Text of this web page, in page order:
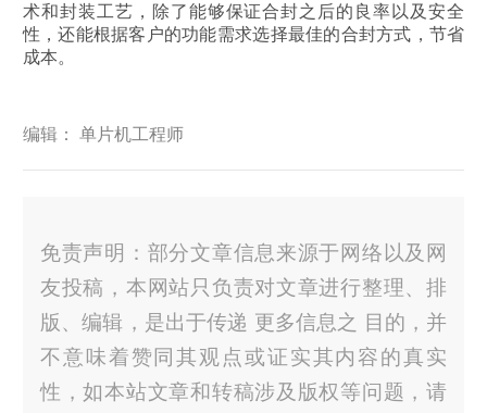
术和封装工艺，除了能够保证合封之后的良率以及安全
性，还能根据客户的功能需求选择最佳的合封方式，节省
成本。
编辑： 单片机工程师
免责声明：部分文章信息来源于网络以及网
友投稿，本网站只负责对文章进行整理、排
版、编辑，是出于传递 更多信息之 目的，并
不意味着赞同其观点或证实其内容的真实
性，如本站文章和转稿涉及版权等问题，请